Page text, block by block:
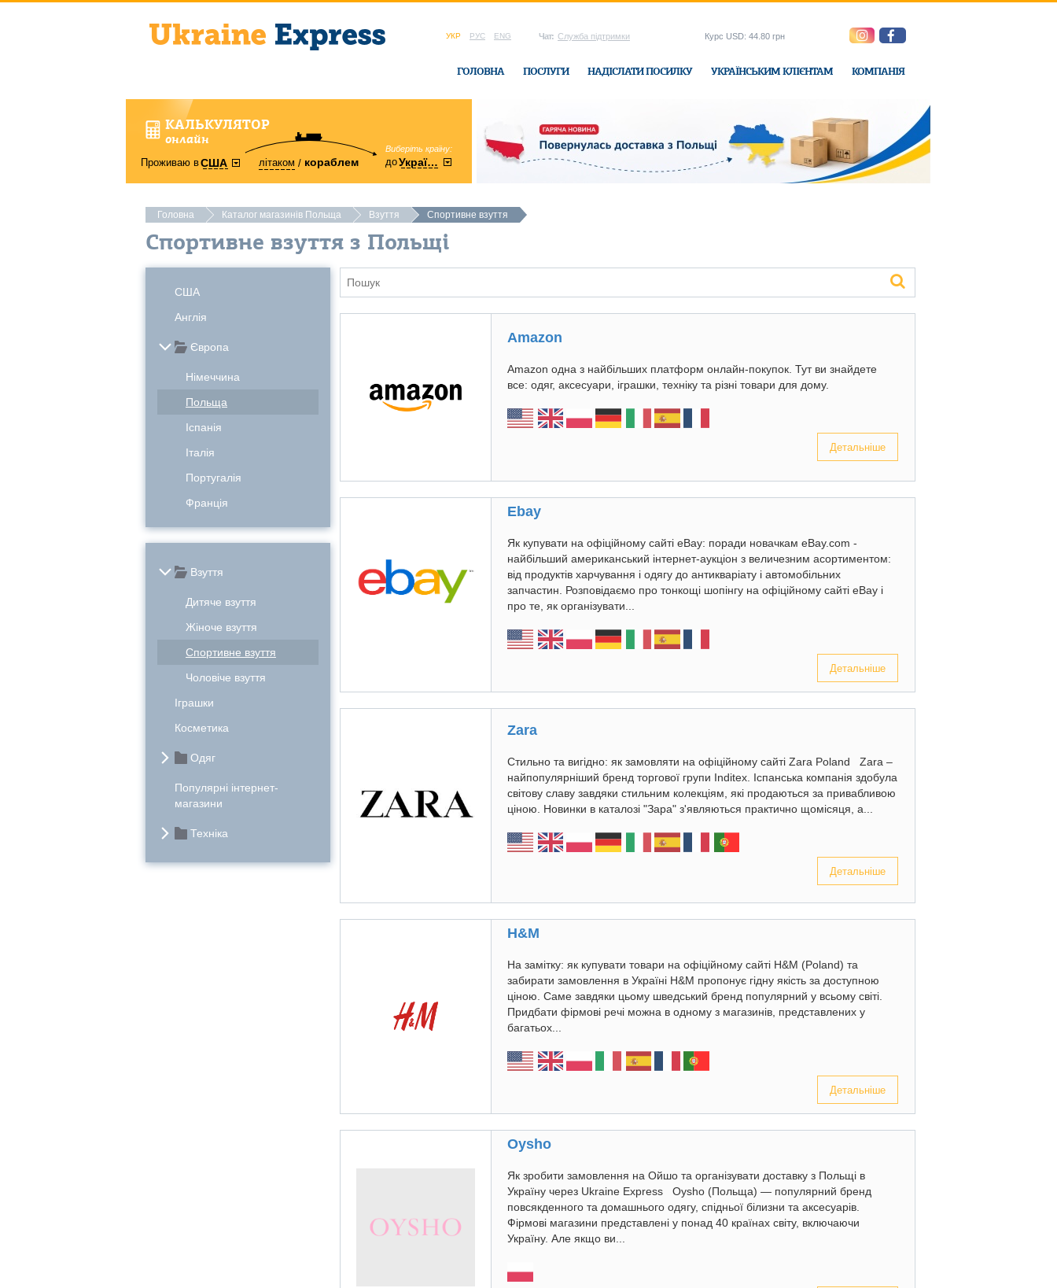
УКР РУС ENG Чат: Служба підтримки
ГОЛОВНА ПОСЛУГИ НАДІСЛАТИ ПОСИЛКУ УКРАЇНСЬКИМ КЛІЄНТАМ КОМПАНІЯ
Курс USD: 44.80 грн
КАЛЬКУЛЯТОР
онлайн
Проживаю вСША літаком кораблем
Виберіть країну:
доУкраїни
область:
Вінницька в офісі Ukraine-Express
Головна Каталог магазинів Польща Взуття Спортивне взуття
Спортивне взуття з Польщі
США
Англія
Європа
Німеччина
Польща
Іспанія
Італія
Португалія
Франція
Взуття
Дитяче взуття
Жіноче взуття
Спортивне взуття
Чоловіче взуття
Іграшки
Косметика
Одяг
Популярні інтернет-
магазини
Техніка
Amazon
Amazon одна з найбільших платформ онлайн-покупок. Тут ви знайдете
все: одяг, аксесуари, іграшки, техніку та різні товари для дому.
Детальніше
Ebay
Як купувати на офіційному сайті eBay: поради новачкам eBay.com -
найбільший американський інтернет-аукціон з величезним асортиментом:
від продуктів харчування і одягу до антикваріату і автомобільних
запчастин. Розповідаємо про тонкощі шопінгу на офіційному сайті eBay і
про те, як організувати...
Детальніше
Zara
Стильно та вигідно: як замовляти на офіційному сайті Zara Poland Zara –
найпопулярніший бренд торгової групи Inditex. Іспанська компанія здобула
світову славу завдяки стильним колекціям, які продаються за привабливою
ціною. Новинки в каталозі "Зара" з'являються практично щомісяця, а...
Детальніше
H&M
На замітку: як купувати товари на офіційному сайті H&M (Poland) та
забирати замовлення в Україні H&M пропонує гідну якість за доступною
ціною. Саме завдяки цьому шведський бренд популярний у всьому світі.
Придбати фірмові речі можна в одному з магазинів, представлених у
багатьох...
Детальніше
Oysho
Як зробити замовлення на Ойшо та організувати доставку з Польщі в
Україну через Ukraine Express Oysho (Польща) — популярний бренд
повсякденного та домашнього одягу, спідньої білизни та аксесуарів.
Фірмові магазини представлені у понад 40 країнах світу, включаючи
Україну. Але якщо ви...